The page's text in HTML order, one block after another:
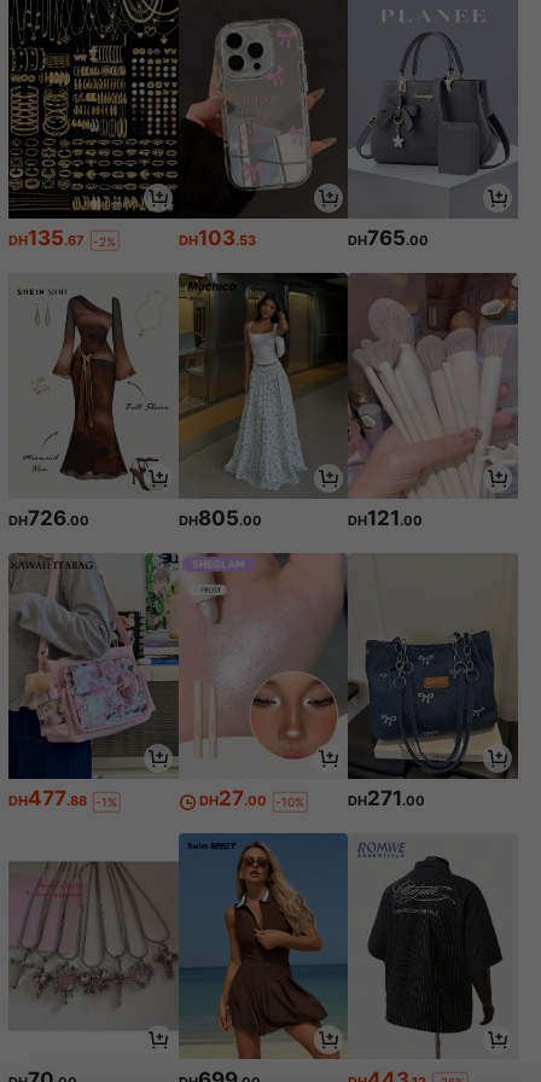
ession créative
DH135.67 -2% DH103.53 DH765.00
DH726.00 DH805.00 DH121.00
DH477.88 -1% DH27.00 -10% DH271 .00